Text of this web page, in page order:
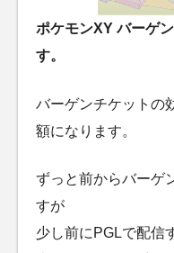
ポケモンXY バーゲ
す。
バーゲンチケットの
額になります。
ずっと前からバーゲ
すが
少し前にPGLで配信